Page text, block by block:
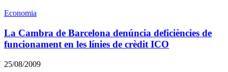
Economia
La Cambra de Barcelona denúncia deficiències de
funcionament en les línies de crèdit ICO
25/08/2009